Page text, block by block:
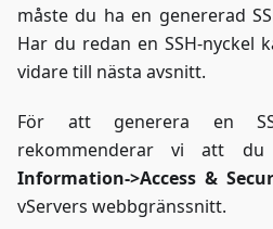
måste du ha en genererad
Har du redan en SSH-nyckel
vidare till nästa avsnitt.
För att generera en
rekommenderar vi att
Information->Access &
vServers webbgränssnitt.